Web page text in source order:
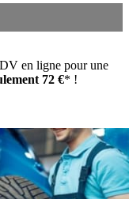
en ligne pour une
72 €* !